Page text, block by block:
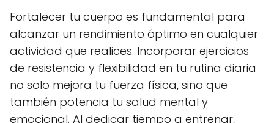
Fortalecer tu cuerpo es fundamental para
alcanzar un rendimiento óptimo en cualquier
actividad que realices. Incorporar ejercicios
de resistencia y flexibilidad en tu rutina diaria
no solo mejora tu fuerza física, sino que
también potencia tu salud mental y
emocional. Al dedicar tiempo a entrenar,